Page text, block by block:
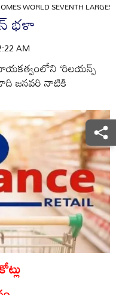
WORLD SEVENTH
భళా
AM
‘రిలయన్స్‌
జనవరి నాటికి